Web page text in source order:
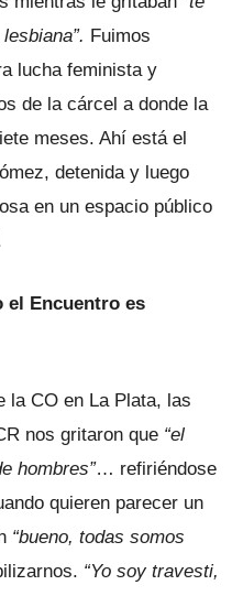
Fuimos
lucha feminista y
de la cárcel a donde la
meses. Ahí está el
detenida y luego
en un espacio público
el Encuentro es
la CO en La Plata, las
nos gritaron que “el
hombres”… refiriéndose
quieren parecer un
“bueno, todas somos
“Yo soy travesti,